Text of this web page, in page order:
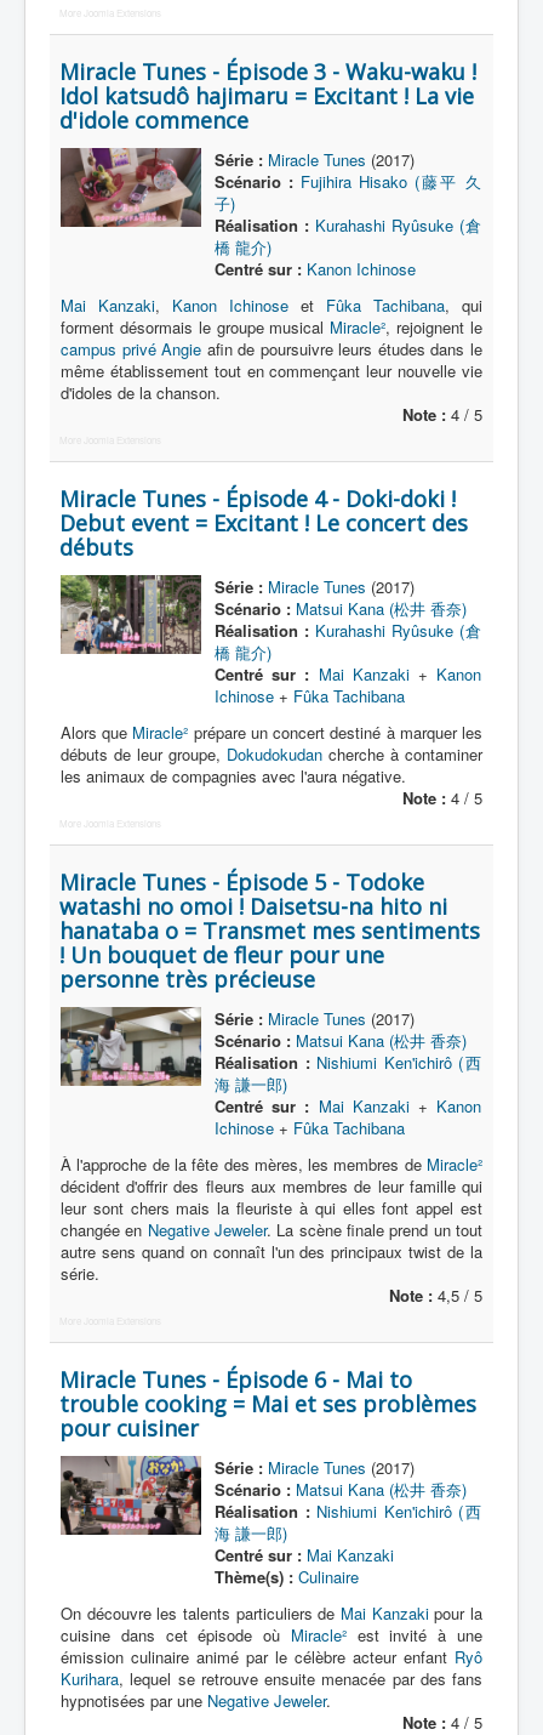
More Joomla Extensions
Miracle Tunes - Épisode 3 - Waku-waku !
Idol katsudô hajimaru = Excitant ! La vie
d'idole commence
Série : Miracle Tunes (2017)
Scénario : Fujihira Hisako (藤平 久
子)
Réalisation : Kurahashi Ryûsuke (倉
橋 龍介)
Centré sur : Kanon Ichinose
Mai Kanzaki, Kanon Ichinose et Fûka Tachibana, qui
forment désormais le groupe musical Miracle², rejoignent le
campus privé Angie afin de poursuivre leurs études dans le
même établissement tout en commençant leur nouvelle vie
d'idoles de la chanson.
Note : 4 / 5
More Joomla Extensions
Miracle Tunes - Épisode 4 - Doki-doki !
Debut event = Excitant ! Le concert des
débuts
Série : Miracle Tunes (2017)
Scénario : Matsui Kana (松井 香奈)
Réalisation : Kurahashi Ryûsuke (倉
橋 龍介)
Centré sur : Mai Kanzaki+ Kanon
Ichinose+ Fûka Tachibana
Alors que Miracle² prépare un concert destiné à marquer les
débuts de leur groupe, Dokudokudan cherche à contaminer
les animaux de compagnies avec l'aura négative.
Note : 4 / 5
More Joomla Extensions
Miracle Tunes - Épisode 5 - Todoke
watashi no omoi ! Daisetsu-na hito ni
hanataba o = Transmet mes sentiments
! Un bouquet de fleur pour une
personne très précieuse
Série : Miracle Tunes (2017)
Scénario : Matsui Kana (松井 香奈)
Réalisation : Nishiumi Ken'ichirô (西
海 謙一郎)
Centré sur : Mai Kanzaki+ Kanon
Ichinose+ Fûka Tachibana
À l'approche de la fête des mères, les membres de Miracle²
décident d'offrir des fleurs aux membres de leur famille qui
leur sont chers mais la fleuriste à qui elles font appel est
changée en Negative Jeweler. La scène finale prend un tout
autre sens quand on connaît l'un des principaux twist de la
série.
Note : 4,5 / 5
More Joomla Extensions
Miracle Tunes - Épisode 6 - Mai to
trouble cooking = Mai et ses problèmes
pour cuisiner
Série : Miracle Tunes (2017)
Scénario : Matsui Kana (松井 香奈)
Réalisation : Nishiumi Ken'ichirô (西
海 謙一郎)
Centré sur : Mai Kanzaki
Thème(s) : Culinaire
On découvre les talents particuliers de Mai Kanzakipour la
cuisine dans cet épisode où Miracle²est invité à une
émission culinaire animé par le célèbre acteur enfant Ryô
Kurihara, lequel se retrouve ensuite menacée par des fans
hypnotisées par une Negative Jeweler.
Note : 4 / 5